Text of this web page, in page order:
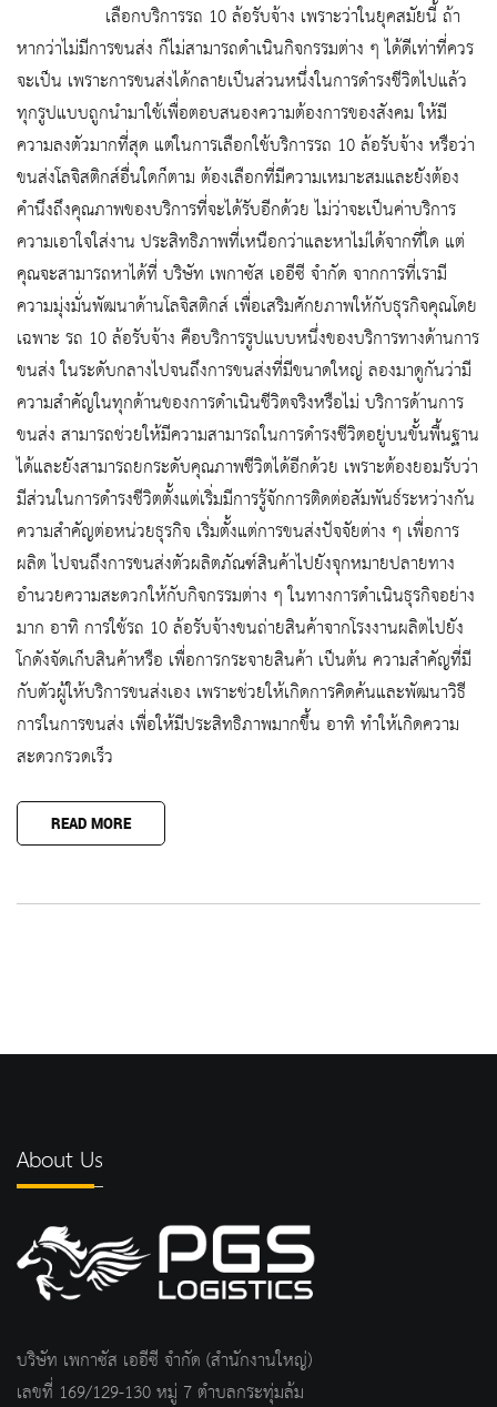
เลือกบริการรถ 10 ล้อรับจ้าง เพราะว่าในยุคสมัยนี้ ถ้า
หากว่าไม่มีการขนส่ง ก็ไม่สามารถดำเนินกิจกรรมต่าง ๆ ได้ดีเท่าที่ควร
จะเป็น เพราะการขนส่งได้กลายเป็นส่วนหนึ่งในการดำรงชีวิตไปแล้ว
ทุกรูปแบบถูกนำมาใช้เพื่อตอบสนองความต้องการของสังคม ให้มี
ความลงตัวมากที่สุด แต่ในการเลือกใช้บริการรถ 10 ล้อรับจ้าง หรือว่า
ขนส่งโลจิสติกส์อื่นใดก็ตาม ต้องเลือกที่มีความเหมาะสมและยังต้อง
คำนึงถึงคุณภาพของบริการที่จะได้รับอีกด้วย ไม่ว่าจะเป็นค่าบริการ
ความเอาใจใส่งาน ประสิทธิภาพที่เหนือกว่าและหาไม่ได้จากที่ใด แต่
คุณจะสามารถหาได้ที่ บริษัท เพกาซัส เออีซี จำกัด จากการที่เรามี
ความมุ่งมั่นพัฒนาด้านโลจิสติกส์ เพื่อเสริมศักยภาพให้กับธุรกิจคุณโดย
เฉพาะ รถ 10 ล้อรับจ้าง คือบริการรูปแบบหนึ่งของบริการทางด้านการ
ขนส่ง ในระดับกลางไปจนถึงการขนส่งที่มีขนาดใหญ่ ลองมาดูกันว่ามี
ความสำคัญในทุกด้านของการดำเนินชีวิตจริงหรือไม่ บริการด้านการ
ขนส่ง สามารถช่วยให้มีความสามารถในการดำรงชีวิตอยู่บนขั้นพื้นฐาน
ได้และยังสามารถยกระดับคุณภาพชีวิตได้อีกด้วย เพราะต้องยอมรับว่า
มีส่วนในการดำรงชีวิตตั้งแต่เริ่มมีการรู้จักการติดต่อสัมพันธ์ระหว่างกัน
ความสำคัญต่อหน่วยธุรกิจ เริ่มตั้งแต่การขนส่งปัจจัยต่าง ๆ เพื่อการ
ผลิต ไปจนถึงการขนส่งตัวผลิตภัณฑ์สินค้าไปยังจุกหมายปลายทาง
อำนวยความสะดวกให้กับกิจกรรมต่าง ๆ ในทางการดำเนินธุรกิจอย่าง
มาก อาทิ การใช้รถ 10 ล้อรับจ้างขนถ่ายสินค้าจากโรงงานผลิตไปยัง
โกดังจัดเก็บสินค้าหรือ เพื่อการกระจายสินค้า เป็นต้น ความสำคัญที่มี
กับตัวผู้ให้บริการขนส่งเอง เพราะช่วยให้เกิดการคิดค้นและพัฒนาวิธี
การในการขนส่ง เพื่อให้มีประสิทธิภาพมากขึ้น อาทิ ทำให้เกิดความ
สะดวกรวดเร็ว
READ MORE
About Us
บริษัท เพกาซัส เออีซี จำกัด (สำนักงานใหญ่)
เลขที่ 169/129-130 หมู่ 7 ตำบลกระทุ่มล้ม